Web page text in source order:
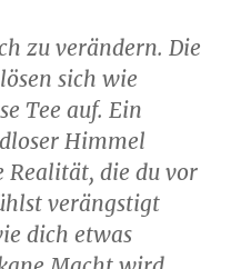
zu verändern. Die
sich wie
Tee auf. Ein
Himmel
Realität, die du vor
verängstigt
dich etwas